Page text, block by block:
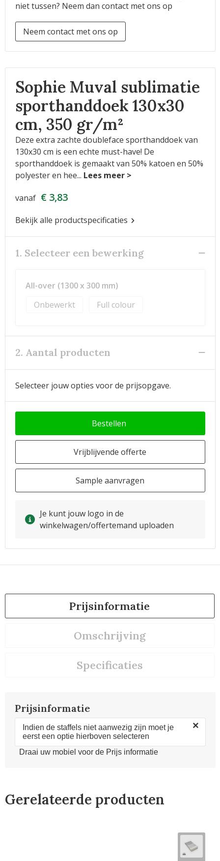
niet tussen? Neem dan contact met ons op
Neem contact met ons op
Sophie Muval sublimatie
sporthanddoek 130x30
cm, 350 gr/m²
Deze extra zachte doubleface sporthanddoek van
130x30 cm is een echte must-have! De
sporthanddoek is gemaakt van 50% katoen en 50%
polyester en hee...
vanaf € 3,83
Bekijk alle productspecificaties
1. Selecteer een bewerking
All-over (1300 x 300 mm)
Onbewerkt
Full colour
2. Aantal producten
Selecteer jouw opties voor de prijsopgave.
Bestellen
Vrijblijvende offerte
Sample aanvragen
Je kunt jouw logo in de
winkelwagen/offertemand uploaden
Prijsinformatie
Omschrijving
Specificaties
Prijsinformatie
Indien de staffels niet aanwezig zijn moet je
eerst een optie hierboven selecteren
×
Draai uw mobiel voor de Prijs informatie
Gerelateerde producten